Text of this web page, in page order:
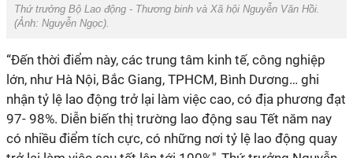
Thứ trưởng Bộ Lao động - Thương binh và Xã hội Nguyễn Văn Hồi.
(Ảnh: Nguyễn Ngọc).
“Đến thời điểm này, các trung tâm kinh tế, công nghiệp
lớn, như Hà Nội, Bắc Giang, TPHCM, Bình Dương… ghi
nhận tỷ lệ lao động trở lại làm việc cao, có địa phương đạt
97- 98%. Diễn biến thị trường lao động sau Tết năm nay
có nhiều điểm tích cực, có những nơi tỷ lệ lao động quay